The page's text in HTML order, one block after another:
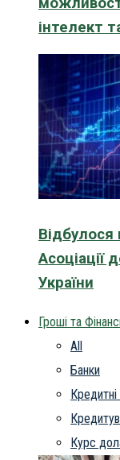
інтелект
Відбулося
Асоціації
України
Гроші та
All
Банки
Кредитні
Курс